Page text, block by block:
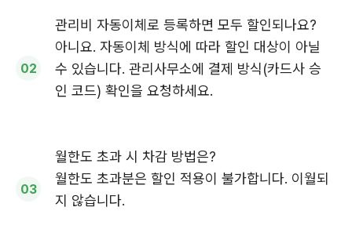
관리비 자동이체로 등록하면 모두 할인되나요?
아니요. 자동이체 방식에 따라 할인 대상이 아닐
수 있습니다. 관리사무소에 결제 방식(카드사 승
인 코드) 확인을 요청하세요.
월한도 초과 시 차감 방법은?
월한도 초과분은 할인 적용이 불가합니다. 이월되
지 않습니다.